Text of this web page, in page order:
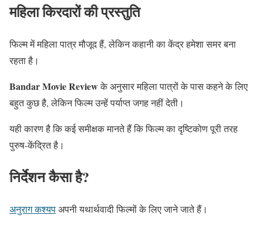
महिला किरदारों की प्रस्तुति
फिल्म में महिला पात्र मौजूद हैं, लेकिन कहानी का केंद्र हमेशा समर बना
रहता है।
Bandar Movie Reviewके अनुसार महिला पात्रों के पास कहने के लिए
बहुत कुछ है, लेकिन फिल्म उन्हें पर्याप्त जगह नहीं देती।
यही कारण है कि कई समीक्षक मानते हैं कि फिल्म का दृष्टिकोण पूरी तरह
पुरुष-केंद्रित है।
निर्देशन कैसा है?
अनुराग कश्यपअपनी यथार्थवादी फिल्मों के लिए जाने जाते हैं।